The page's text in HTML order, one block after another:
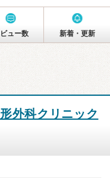
ュー数 新着・更新
外科クリニック